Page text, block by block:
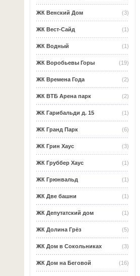
(3)
ЖК Венский Дом
(1)
ЖК Вест-Сайд
(1)
ЖК Водный
(19)
ЖК Воробьевы Горы
(2)
ЖК Времена Года
(2)
ЖК ВТБ Арена парк
(1)
ЖК Гарибальди д. 15
(6)
ЖК Гранд Парк
(3)
ЖК Грин Хаус
(1)
ЖК Груббер Хаус
(1)
ЖК Грюнвальд
(1)
ЖК Две башни
(1)
ЖК Депутатский дом
(5)
ЖК Долина Грёз
(3)
ЖК Дом в Сокольниках
(16)
ЖК Дом на Беговой